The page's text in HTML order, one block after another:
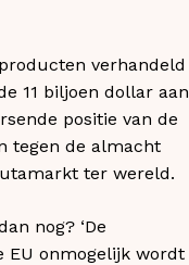
verhandeld
11 biljoen dollar aan
positie van de
tegen de almacht
ter wereld.
nog? ‘De
EU onmogelijk wordt